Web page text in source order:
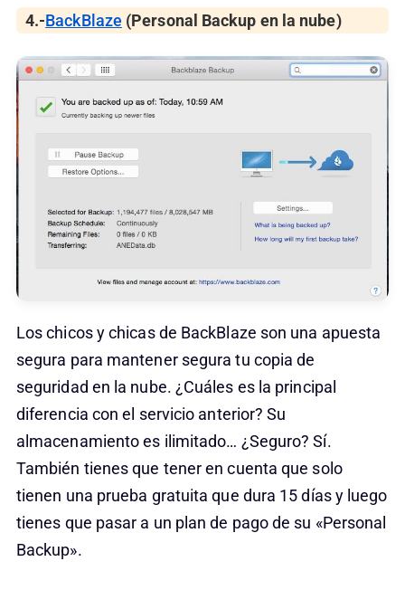
4.-BackBlaze (Personal Backup en la nube)
Los chicos y chicas de BackBlaze son una apuesta
segura para mantener segura tu copia de
seguridad en la nube. ¿Cuáles es la principal
diferencia con el servicio anterior? Su
almacenamiento es ilimitado… ¿Seguro? Sí.
También tienes que tener en cuenta que solo
tienen una prueba gratuita que dura 15 días y luego
tienes que pasar a un plan de pago de su «Personal
Backup».